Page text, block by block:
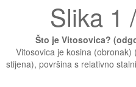
Slika 1
Što je Vitosovica?
Vitosovica je kosina (obronak)
stijena), površina s relativno